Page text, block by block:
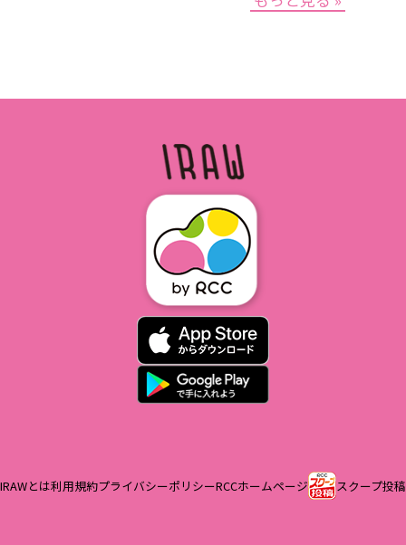
IRAWとは利用規約プライバシーポリシーRCCホームページ スクープ投稿